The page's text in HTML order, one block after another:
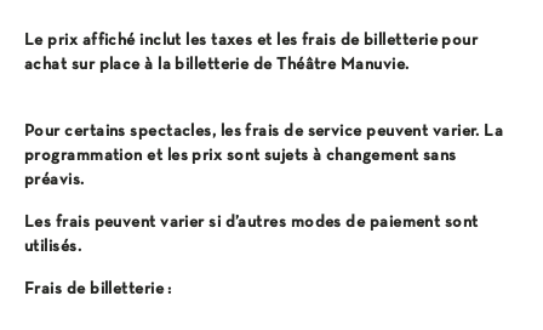
Le prix affiché inclut les taxes et les frais de billetterie pour
achat sur place à la billetterie de Théâtre Manuvie.
Pour certains spectacles, les frais de service peuvent varier. La
programmation et les prix sont sujets à changement sans
préavis.
Les frais peuvent varier si d’autres modes de paiement sont
utilisés.
Frais de billetterie :